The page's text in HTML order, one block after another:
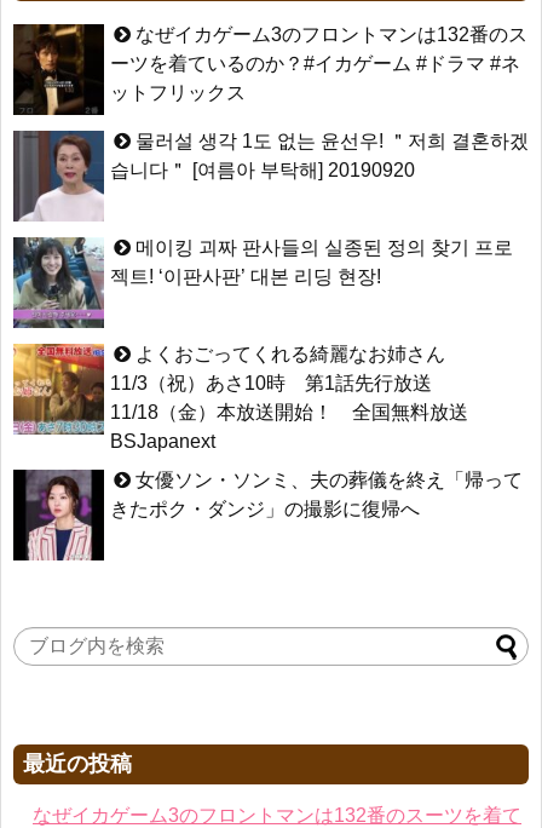
なぜイカゲーム3のフロントマンは132番のス
ーツを着ているのか？#イカゲーム #ドラマ #ネ
ットフリックス
물러설 생각 1도 없는 윤선우! ＂저희 결혼하겠
습니다＂ [여름아 부탁해] 20190920
메이킹 괴짜 판사들의 실종된 정의 찾기 프로
젝트! ‘이판사판’ 대본 리딩 현장!
よくおごってくれる綺麗なお姉さん
11/3（祝）あさ10時 第1話先行放送
11/18（金）本放送開始！ 全国無料放送
BSJapanext
女優ソン・ソンミ、夫の葬儀を終え「帰って
きたポク・ダンジ」の撮影に復帰へ
最近の投稿
なぜイカゲーム3のフロントマンは132番のスーツを着て